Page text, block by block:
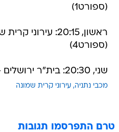
(ספורט1)
ראשון, 20:15:
(ספורט4)
שני, 20:30: בית"ר ירושלים - הפועל באר שבע
מכבי נתניה עירוני קרית שמונה
טרם התפרסמו תגובות